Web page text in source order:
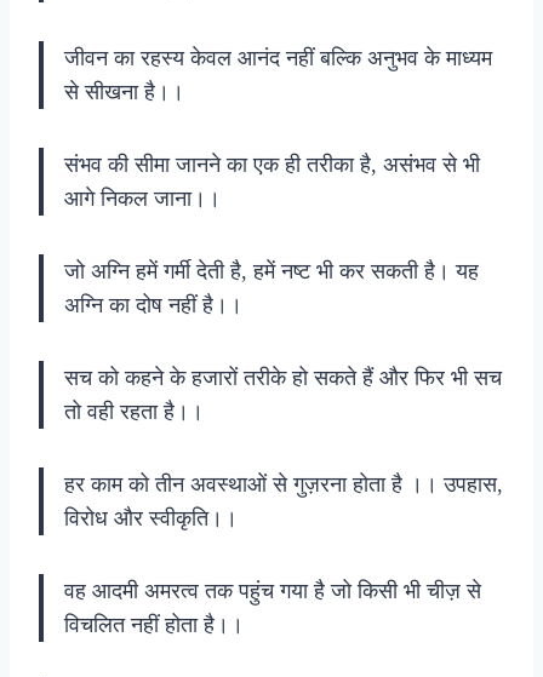
जीवन का रहस्य केवल आनंद नहीं बल्कि अनुभव के माध्यम
से सीखना है।।
संभव की सीमा जानने का एक ही तरीका है, असंभव से भी
आगे निकल जाना।।
जो अग्नि हमें गर्मी देती है, हमें नष्ट भी कर सकती है। यह
अग्नि का दोष नहीं है।।
सच को कहने के हजारों तरीके हो सकते हैं और फिर भी सच
तो वही रहता है।।
हर काम को तीन अवस्थाओं से गुज़रना होता है ।। उपहास,
विरोध और स्वीकृति।।
वह आदमी अमरत्व तक पहुंच गया है जो किसी भी चीज़ से
विचलित नहीं होता है।।